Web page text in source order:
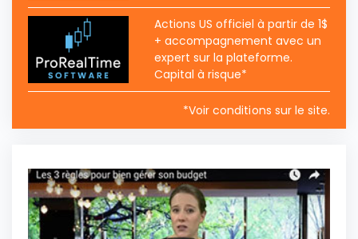
Actions US officiel à partir de 1$
+ accompagnement avec un
expert sur la plateforme.
Capital à risque*
*Voir conditions sur le site.